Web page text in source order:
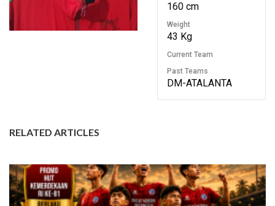
160 cm
Weight
43 Kg
Current Team
Past Teams
DM-ATALANTA
RELATED ARTICLES